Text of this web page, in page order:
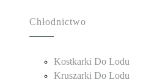
Chłodnictwo
Kostkarki Do Lodu
Kruszarki Do Lodu